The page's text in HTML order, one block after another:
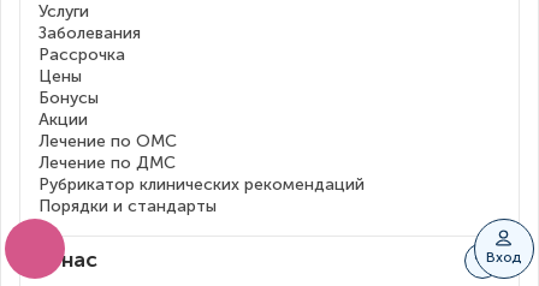
Вход
Услуги
Заболевания
Рассрочка
Цены
Бонусы
Акции
Лечение по ОМС
Лечение по ДМС
Рубрикатор клинических рекомендаций
Порядки и стандарты
О нас